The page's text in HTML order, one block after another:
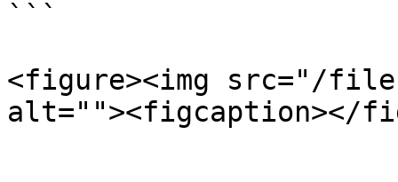
```
<figure><img src="/files/